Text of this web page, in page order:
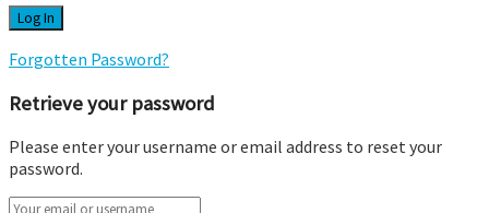
Forgotten Password?
Retrieve your password
Please enter your username or email address to reset your
password.